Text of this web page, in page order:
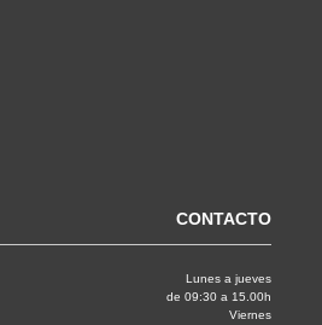
CONTACTO
Lunes a jueves
de 09:30 a 15.00h
Viernes